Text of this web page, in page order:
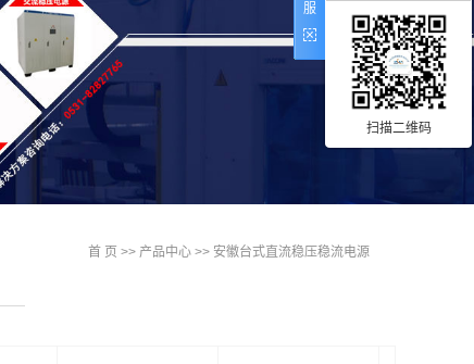
首 页 >> 产品中心 >> 安徽台式直流稳压稳流电源
服
扫描二维码